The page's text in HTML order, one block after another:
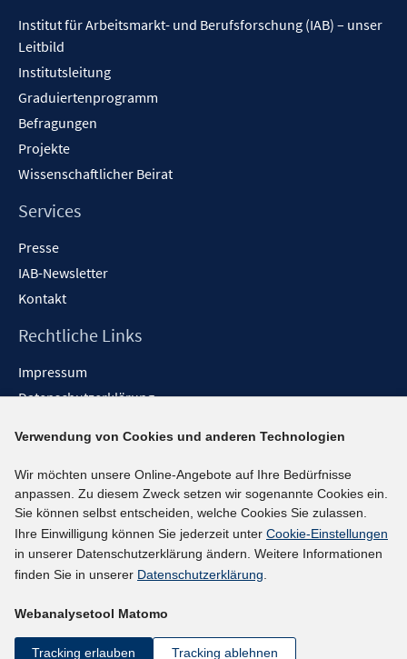
Institut für Arbeitsmarkt- und Berufsforschung (IAB) – unser
Leitbild
Institutsleitung
Graduiertenprogramm
Befragungen
Projekte
Wissenschaftlicher Beirat
Services
Presse
IAB-Newsletter
Kontakt
Rechtliche Links
Impressum
Datenschutzerklärung
Barrieren melden
Social-Media-Kanäle
BlueSky
YouTube
LinkedIn
kununu
Netiquette
Verwendung von Cookies und anderen Technologien
Wir möchten unsere Online-Angebote auf Ihre Bedürfnisse
anpassen. Zu diesem Zweck setzen wir sogenannte Cookies ein.
Sie können selbst entscheiden, welche Cookies Sie zulassen.
Ihre Einwilligung können Sie jederzeit unter Cookie-Einstellungen
in unserer Datenschutzerklärung ändern. Weitere Informationen
finden Sie in unserer Datenschutzerklärung.
Webanalysetool Matomo
Tracking erlauben Tracking ablehnen